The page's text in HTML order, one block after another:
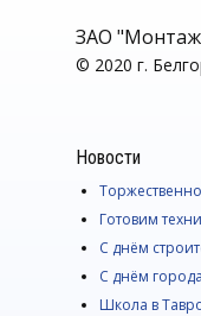
ЗАО
© 2020 г.
Новости
Готовим
С днём
С днём
Школа в